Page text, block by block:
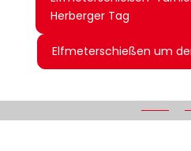
Herberger Tag
Elfmeterschießen um